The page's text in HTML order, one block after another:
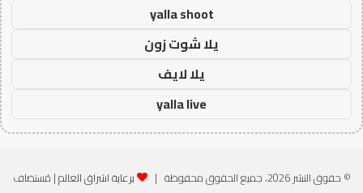
yalla shoot
يلا شوت زون
يلا لايف
yalla live
© حقوق النشر 2026، جميع الحقوق محفوظة | برعاية اشراق العالم| مُستضاف